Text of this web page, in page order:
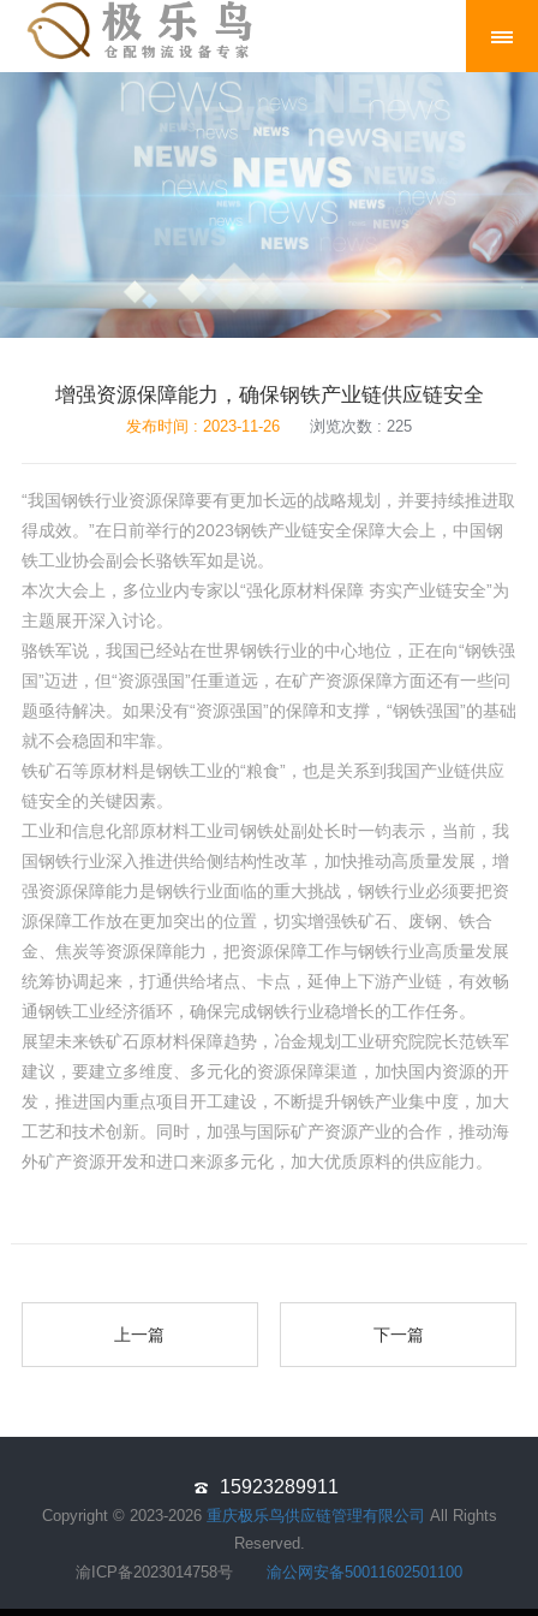
增强资源保障能力，确保钢铁产业链供应链安全
发布时间 : 2023-11-26 浏览次数 : 225
“我国钢铁行业资源保障要有更加长远的战略规划，并要持续推进取
得成效。”在日前举行的2023钢铁产业链安全保障大会上，中国钢
铁工业协会副会长骆铁军如是说。
本次大会上，多位业内专家以“强化原材料保障 夯实产业链安全”为
主题展开深入讨论。
骆铁军说，我国已经站在世界钢铁行业的中心地位，正在向“钢铁强
国”迈进，但“资源强国”任重道远，在矿产资源保障方面还有一些问
题亟待解决。如果没有“资源强国”的保障和支撑，“钢铁强国”的基础
就不会稳固和牢靠。
铁矿石等原材料是钢铁工业的“粮食”，也是关系到我国产业链供应
链安全的关键因素。
工业和信息化部原材料工业司钢铁处副处长时一钧表示，当前，我
国钢铁行业深入推进供给侧结构性改革，加快推动高质量发展，增
强资源保障能力是钢铁行业面临的重大挑战，钢铁行业必须要把资
源保障工作放在更加突出的位置，切实增强铁矿石、废钢、铁合
金、焦炭等资源保障能力，把资源保障工作与钢铁行业高质量发展
统筹协调起来，打通供给堵点、卡点，延伸上下游产业链，有效畅
通钢铁工业经济循环，确保完成钢铁行业稳增长的工作任务。
展望未来铁矿石原材料保障趋势，冶金规划工业研究院院长范铁军
建议，要建立多维度、多元化的资源保障渠道，加快国内资源的开
发，推进国内重点项目开工建设，不断提升钢铁产业集中度，加大
工艺和技术创新。同时，加强与国际矿产资源产业的合作，推动海
外矿产资源开发和进口来源多元化，加大优质原料的供应能力。
上一篇 下一篇
15923289911
Copyright © 2023-2026 重庆极乐鸟供应链管理有限公司 All Rights
Reserved.
渝ICP备2023014758号
渝公网安备50011602501100